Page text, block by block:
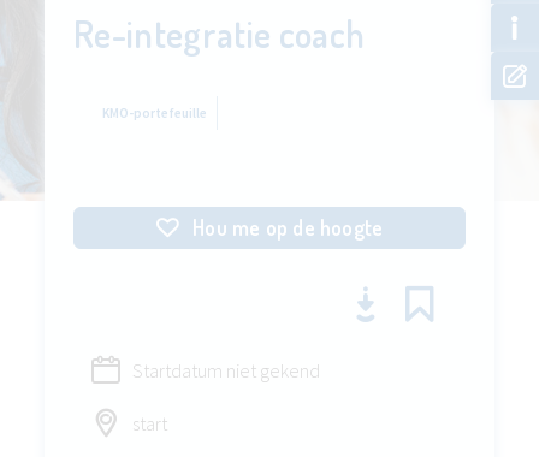
Re-integratie coach
KMO-portefeuille
Hou me op de hoogte
Startdatum niet gekend
start